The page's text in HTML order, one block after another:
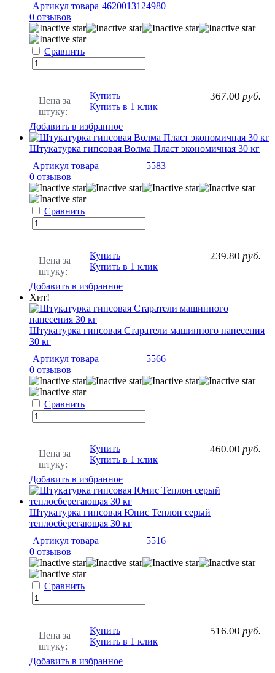
Артикул товара 4620013124980
0 отзывов
Сравнить
Цена за
штуку:
367.00 руб.
Купить
Купить в 1 клик
Добавить в избранное
Штукатурка гипсовая Волма Пласт экономичная 30 кг
Артикул товара
5583
0 отзывов
Сравнить
Цена за
штуку:
239.80 руб.
Купить
Купить в 1 клик
Добавить в избранное
Хит!
Штукатурка гипсовая Старатели машинного нанесения
30 кг
Артикул товара
5566
0 отзывов
Сравнить
Цена за
штуку:
460.00 руб.
Купить
Купить в 1 клик
Добавить в избранное
Штукатурка гипсовая Юнис Теплон серый
теплосберегающая 30 кг
Артикул товара
5516
0 отзывов
Сравнить
Цена за
штуку:
516.00 руб.
Купить
Купить в 1 клик
Добавить в избранное